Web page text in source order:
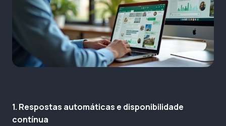
1. Respostas automáticas e disponibilidade
contínua